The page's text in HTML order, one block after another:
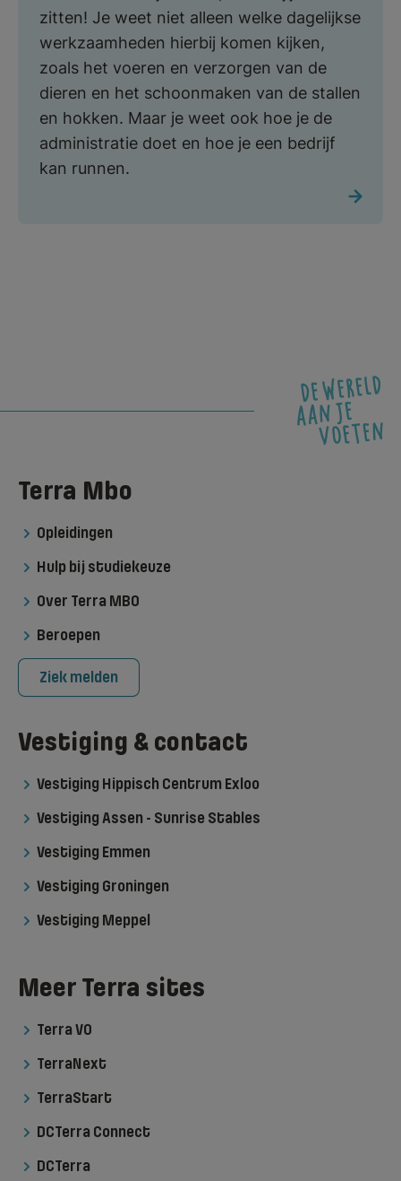
zitten! Je weet niet alleen welke dagelijkse
werkzaamheden hierbij komen kijken,
zoals het voeren en verzorgen van de
dieren en het schoonmaken van de stallen
en hokken. Maar je weet ook hoe je de
administratie doet en hoe je een bedrijf
kan runnen.
Terra Mbo
Opleidingen
Hulp bij studiekeuze
Over Terra MBO
Beroepen
Ziek melden
Vestiging & contact
Vestiging Hippisch Centrum Exloo
Vestiging Assen - Sunrise Stables
Vestiging Emmen
Vestiging Groningen
Vestiging Meppel
Meer Terra sites
Terra VO
TerraNext
TerraStart
DCTerra Connect
DCTerra